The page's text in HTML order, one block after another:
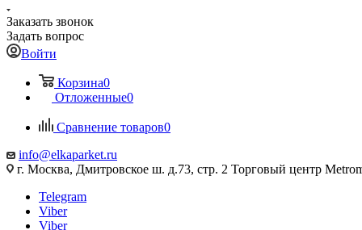
Заказать звонок
Задать вопрос
Войти
Корзина0
Отложенные0
Сравнение товаров0
info@elkaparket.ru
г. Москва, Дмитровское ш. д.73, стр. 2 Торговый центр
Telegram
Viber
Viber